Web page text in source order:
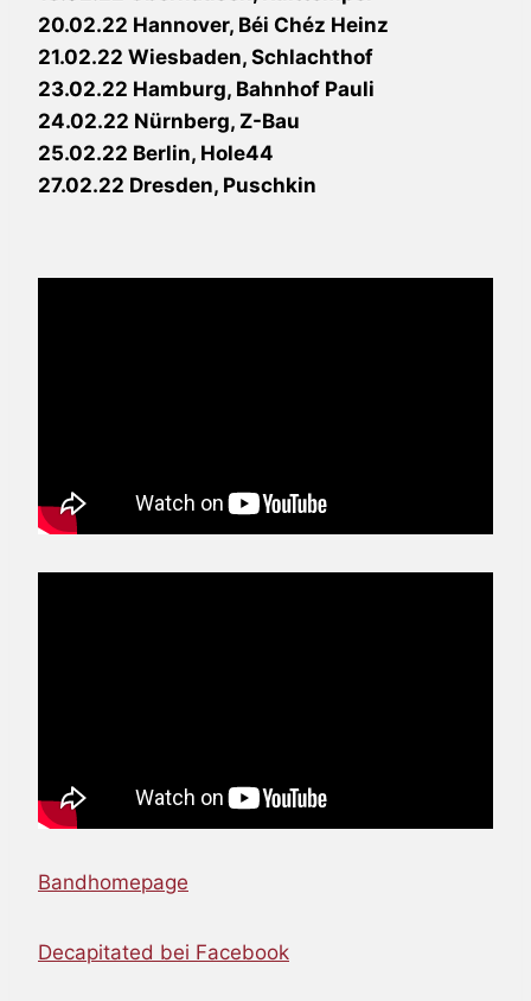
20.02.22 Hannover, Béi Chéz Heinz
21.02.22 Wiesbaden, Schlachthof
23.02.22 Hamburg, Bahnhof Pauli
24.02.22 Nürnberg, Z-Bau
25.02.22 Berlin, Hole44
27.02.22 Dresden, Puschkin
Bandhomepage
Decapitated bei Facebook